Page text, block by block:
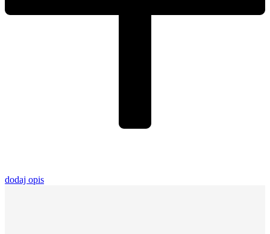
dodaj opis